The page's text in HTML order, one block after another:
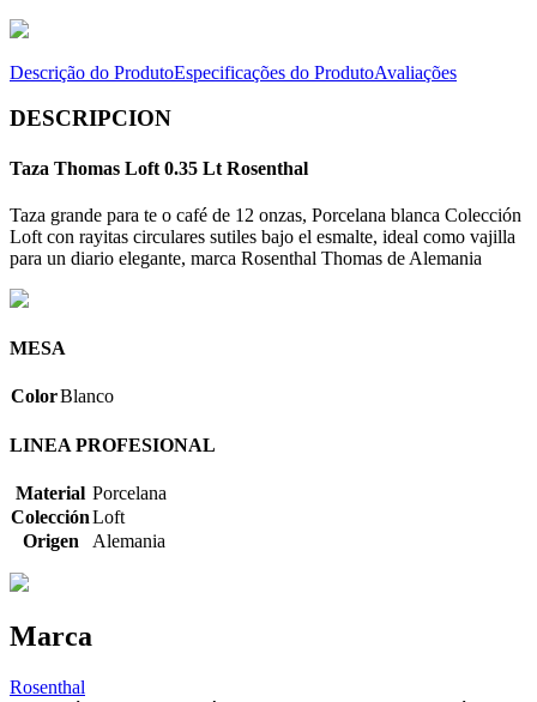
Descrição do ProdutoEspecificações do ProdutoAvaliações
DESCRIPCION
Taza Thomas Loft 0.35 Lt Rosenthal
Taza grande para te o café de 12 onzas, Porcelana blanca Colección
Loft con rayitas circulares sutiles bajo el esmalte, ideal como vajilla
para un diario elegante, marca Rosenthal Thomas de Alemania
MESA
ColorBlanco
LINEA PROFESIONAL
Material Porcelana
ColecciónLoft
Origen
Alemania
Marca
Rosenthal